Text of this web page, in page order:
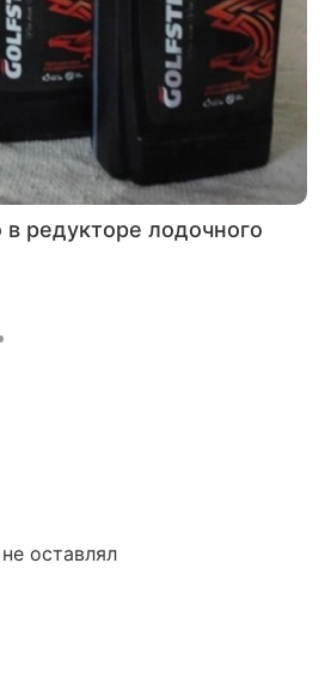
редукторе лодочного
оставлял